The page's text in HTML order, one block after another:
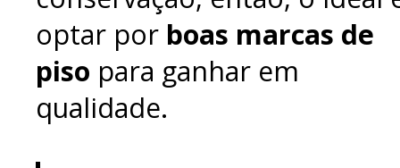
optar por boas marcas de
piso para ganhar em
qualidade.